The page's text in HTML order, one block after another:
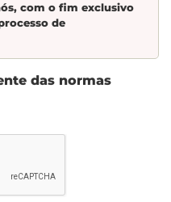
com o fim exclusivo
de
das normas